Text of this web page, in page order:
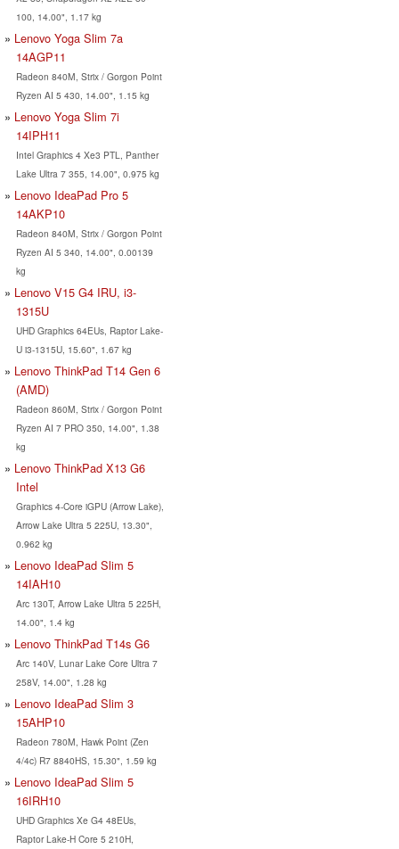
100, 14.00", 1.17 kg
Lenovo Yoga Slim 7a
14AGP11
Radeon 840M, Strix / Gorgon Point
Ryzen AI 5 430, 14.00", 1.15 kg
Lenovo Yoga Slim 7i
14IPH11
Intel Graphics 4 Xe3 PTL, Panther
Lake Ultra 7 355, 14.00", 0.975 kg
Lenovo IdeaPad Pro 5
14AKP10
Radeon 840M, Strix / Gorgon Point
Ryzen AI 5 340, 14.00", 0.00139
kg
Lenovo V15 G4 IRU, i3-
1315U
UHD Graphics 64EUs, Raptor Lake-
U i3-1315U, 15.60", 1.67 kg
Lenovo ThinkPad T14 Gen 6
(AMD)
Radeon 860M, Strix / Gorgon Point
Ryzen AI 7 PRO 350, 14.00", 1.38
kg
Lenovo ThinkPad X13 G6
Intel
Graphics 4-Core iGPU (Arrow Lake),
Arrow Lake Ultra 5 225U, 13.30",
0.962 kg
Lenovo IdeaPad Slim 5
14IAH10
Arc 130T, Arrow Lake Ultra 5 225H,
14.00", 1.4 kg
Lenovo ThinkPad T14s G6
Arc 140V, Lunar Lake Core Ultra 7
258V, 14.00", 1.28 kg
Lenovo IdeaPad Slim 3
15AHP10
Radeon 780M, Hawk Point (Zen
4/4c) R7 8840HS, 15.30", 1.59 kg
Lenovo IdeaPad Slim 5
16IRH10
UHD Graphics Xe G4 48EUs,
Raptor Lake-H Core 5 210H,